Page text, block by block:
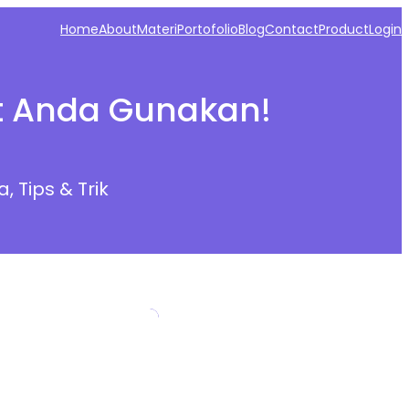
HomeAboutMateriPortofolioBlogContactProductLogin
Gunakan!
, Tips & Trik